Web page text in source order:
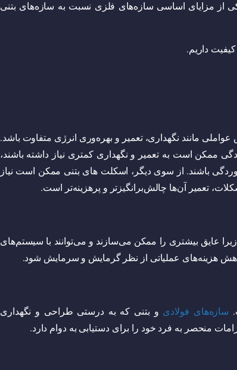
از مزایای اساسی سازه‌های فلزی نسبت به سازه‌های بتنی
داریم.
مانند نگهداری، تعمیر و بهره‌وری انرژی متفاوت باشد.
است به تعمیر و نگهداری کمتری نیاز داشته باشند،
باشند. از سوی دیگر، اسکلت های بتنی ممکن است نیاز
تعمیر آن‌ها چالش‌برانگیزتر و پرهزینه‌تر است.
عایق بیشتری را ممکن می‌سازند و می‌توانند با سیستم‌های
هزینه‌های عملیاتی از نظر گرمایش و سرمایش شود.
سازه‌های فولادی و بتنی که به درستی طراحی و نگهداری
منحصر به فرد خود را برای دستیابی به دوام دارد.